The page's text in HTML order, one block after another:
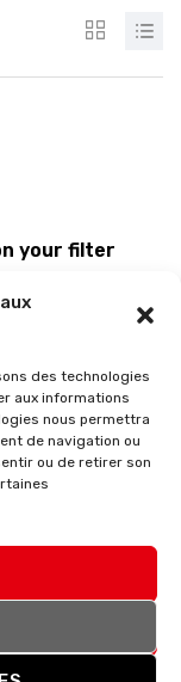
des technologies
aux informations
nous permettra
de navigation ou
ou de retirer son
your filter